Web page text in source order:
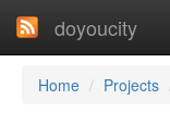
doyoucity
Home Projects